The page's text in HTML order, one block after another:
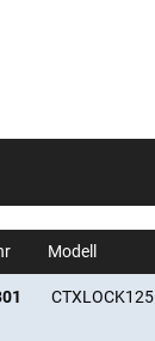
Modell
CTXLOCK125